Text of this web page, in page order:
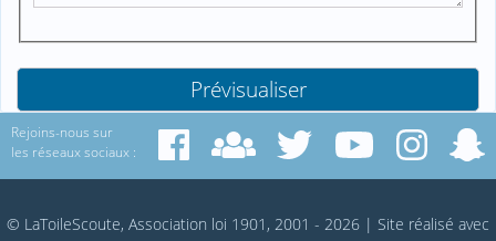
Rejoins-nous sur
les réseaux sociaux :
© LaToileScoute, Association loi 1901, 2001 - 2026 | Site réalisé avec